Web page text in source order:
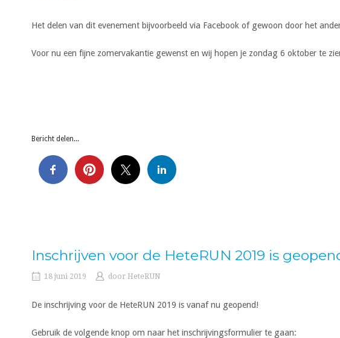
Het delen van dit evenement bijvoorbeeld via Facebook of gewoon door het
Voor nu een fijne zomervakantie gewenst en wij hopen je zondag 6 oktober te
Bericht delen...
Inschrijven voor de HeteRUN 2019 is
18 juni 2019 door HeteRUN
De inschrijving voor de HeteRUN 2019 is vanaf nu geopend!
Gebruik de volgende knop om naar het inschrijvingsformulier te gaan: